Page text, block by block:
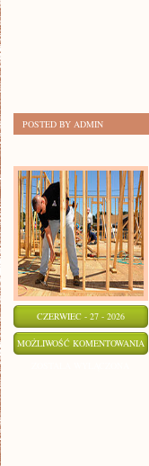
POSTED BY ADMIN
CZERWIEC - 27 - 2026
MOŻLIWOŚĆ KOMENTOWANIA